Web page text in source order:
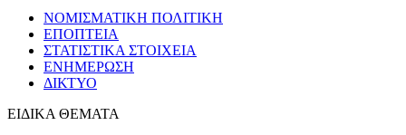
ΝΟΜΙΣΜΑΤΙΚΗ ΠΟΛΙΤΙΚΗ
ΕΠΟΠΤΕΙΑ
ΣΤΑΤΙΣΤΙΚΑ ΣΤΟΙΧΕΙΑ
ΕΝΗΜΕΡΩΣΗ
ΔΙΚΤΥΟ
ΕΙΔΙΚΑ ΘΕΜΑΤΑ